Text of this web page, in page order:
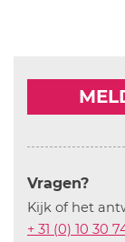
Vragen?
Kijk of het
+ 31 (0) 10 30